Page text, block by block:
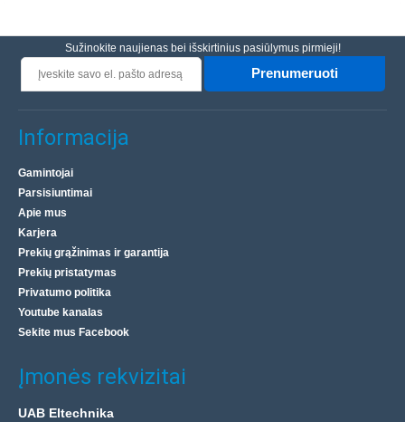
Sužinokite naujienas bei išskirtinius pasiūlymus pirmieji!
Prenumeruoti
Informacija
Gamintojai
Parsisiuntimai
Apie mus
Karjera
Prekių grąžinimas ir garantija
Prekių pristatymas
Privatumo politika
Youtube kanalas
Sekite mus Facebook
Įmonės rekvizitai
UAB Eltechnika